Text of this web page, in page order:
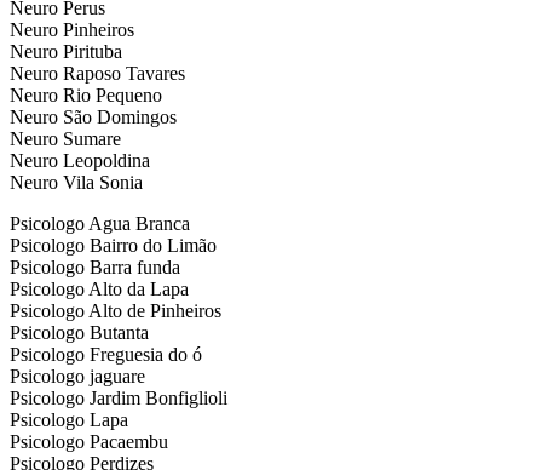
Neuro Perus
Neuro Pinheiros
Neuro Pirituba
Neuro Raposo Tavares
Neuro Rio Pequeno
Neuro São Domingos
Neuro Sumare
Neuro Leopoldina
Neuro Vila Sonia
Psicologo Agua Branca
Psicologo Bairro do Limão
Psicologo Barra funda
Psicologo Alto da Lapa
Psicologo Alto de Pinheiros
Psicologo Butanta
Psicologo Freguesia do ó
Psicologo jaguare
Psicologo Jardim Bonfiglioli
Psicologo Lapa
Psicologo Pacaembu
Psicologo Perdizes